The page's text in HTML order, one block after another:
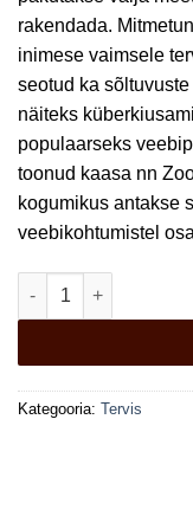
rakendada.
inimese vaimsele
seotud ka
näiteks
populaarseks
toonud kaasa nn
kogumikus antakse
veebikohtumistel
Arvutikasutaja tervis
Kategooria: Tervis